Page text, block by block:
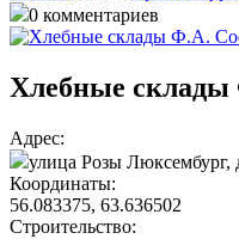
0 комментариев
Хлебные склады
Адрес:
улица Розы Люксембург,
Координаты:
56.083375, 63.636502
Строительство: